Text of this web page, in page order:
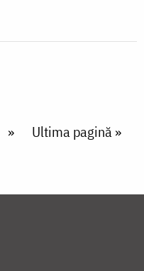
Last page
Ultima pagină »